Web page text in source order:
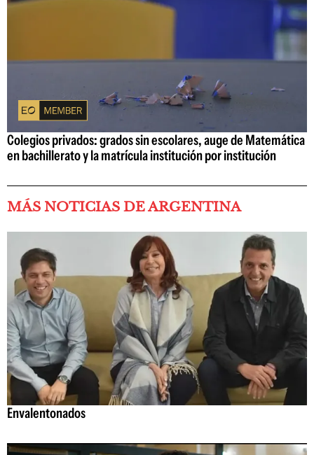
Colegios privados: grados sin escolares, auge de Matemática
en bachillerato y la matrícula institución por institución
MÁS NOTICIAS DE ARGENTINA
Envalentonados